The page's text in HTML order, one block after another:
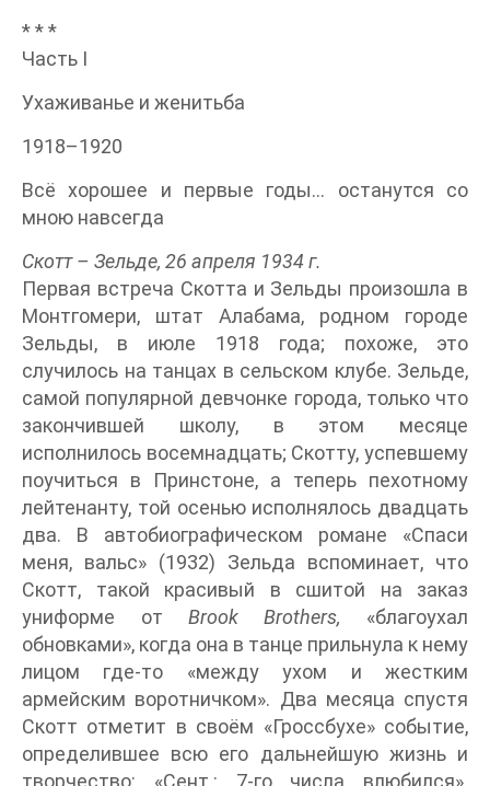
* * *
Часть I
Ухаживанье и женитьба
1918–1920
Всё хорошее и первые годы… останутся со
мною навсегда
Скотт – Зельде, 26 апреля 1934 г.
Первая встреча Скотта и Зельды произошла в
Монтгомери, штат Алабама, родном городе
Зельды, в июле 1918 года; похоже, это
случилось на танцах в сельском клубе. Зельде,
самой популярной девчонке города, только что
закончившей школу, в этом месяце
исполнилось восемнадцать; Скотту, успевшему
поучиться в Принстоне, а теперь пехотному
лейтенанту, той осенью исполнялось двадцать
два. В автобиографическом романе «Спаси
меня, вальс» (1932) Зельда вспоминает, что
Скотт, такой красивый в сшитой на заказ
униформе от Brook Brothers, «благоухал
обновками», когда она в танце прильнула к нему
лицом где-то «между ухом и жестким
армейским воротничком». Два месяца спустя
Скотт отметит в своём «Гроссбухе» событие,
определившее всю его дальнейшую жизнь и
творчество: «Сент.: 7-го числа влюбился».